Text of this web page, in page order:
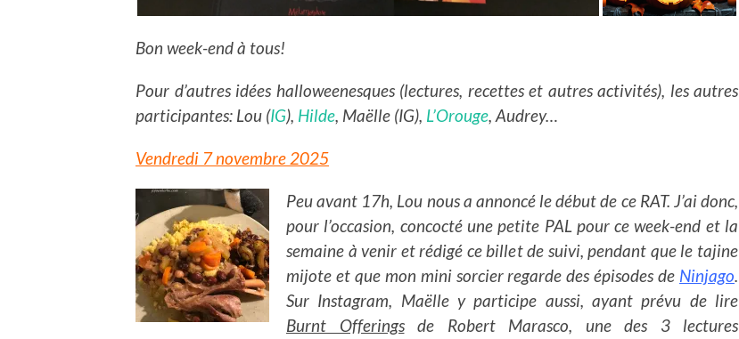
Bon week-end à tous!
Pour d’autres idées halloweenesques (lectures, recettes et autres activités), les autres
participantes: Lou (IG), Hilde, Maëlle (IG), L’Orouge, Audrey…
Vendredi 7 novembre 2025
Peu avant 17h, Lou nous a annoncé le début de ce RAT. J’ai donc,
pour l’occasion, concocté une petite PAL pour ce week-end et la
semaine à venir et rédigé ce billet de suivi, pendant que le tajine
mijote et que mon mini sorcier regarde des épisodes de Ninjago.
Sur Instagram, Maëlle y participe aussi, ayant prévu de lire
Burnt Offeringsde Robert Marasco, une des 3 lectures